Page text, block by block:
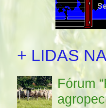
+ LIDAS
Fórum